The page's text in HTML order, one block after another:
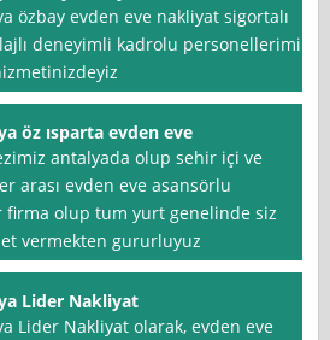
özbay evden eve nakliyat sigortalı
deneyimli kadrolu personellerimi
öz ısparta evden eve
antalyada olup sehir içi ve
arası evden eve asansörlu
firma olup tum yurt genelinde siz
vermekten gururluyuz
Lider Nakliyat
Lider Nakliyat olarak, evden eve